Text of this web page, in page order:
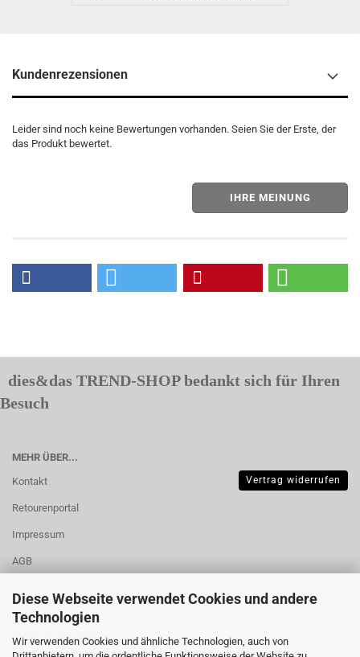
Diese Webseite verwendet Cookies und andere
Technologien
Wir verwenden Cookies und ähnliche Technologien, auch von
Kundenrezensionen
Leider sind noch keine Bewertungen vorhanden. Seien Sie der Erste, der
das Produkt bewertet.
IHRE MEINUNG
dies&das TREND-SHOP bedankt sich für Ihren
Besuch
MEHR ÜBER...
Kontakt
Retourenportal
Impressum
AGB
Muster-
Widerrufsformular
Vertrag widerrufen